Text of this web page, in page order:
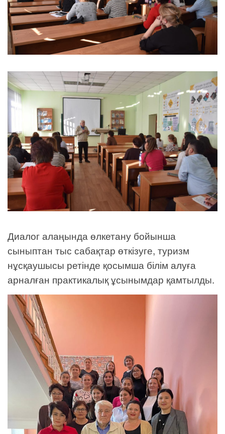
Диалог алаңында өлкетану бойынша
сыныптан тыс сабақтар өткізуге, туризм
нұсқаушысы ретінде қосымша білім алуға
арналған практикалық ұсынымдар қамтылды.